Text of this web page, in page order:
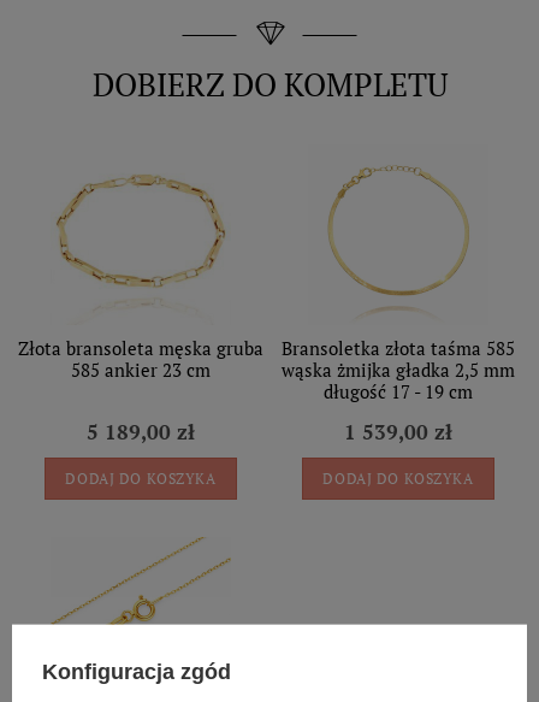
DOBIERZ DO KOMPLETU
Złota bransoleta męska gruba
585 ankier 23 cm
5 189,00 zł
DODAJ DO KOSZYKA
Bransoletka złota taśma 585
wąska żmijka gładka 2,5 mm
długość 17 - 19 cm
1 539,00 zł
DODAJ DO KOSZYKA
Konfiguracja zgód